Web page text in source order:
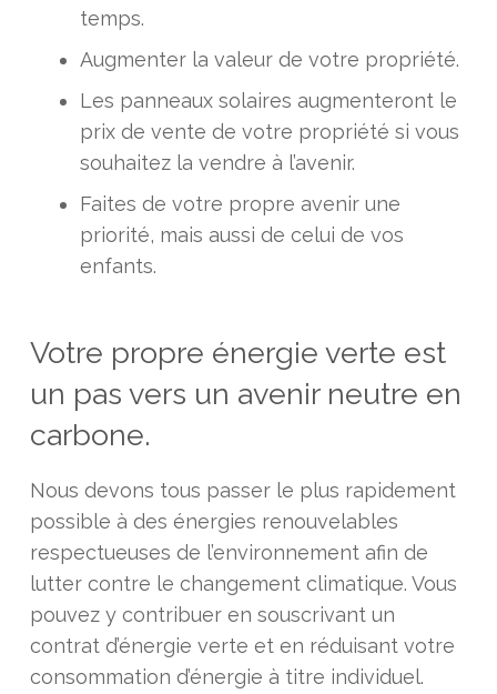
temps.
Augmenter la valeur de votre propriété.
Les panneaux solaires augmenteront le
prix de vente de votre propriété si vous
souhaitez la vendre à l’avenir.
Faites de votre propre avenir une
priorité, mais aussi de celui de vos
enfants.
Votre propre énergie verte est
un pas vers un avenir neutre en
carbone.
Nous devons tous passer le plus rapidement
possible à des énergies renouvelables
respectueuses de l’environnement afin de
lutter contre le changement climatique. Vous
pouvez y contribuer en souscrivant un
contrat d’énergie verte et en réduisant votre
consommation d’énergie à titre individuel.